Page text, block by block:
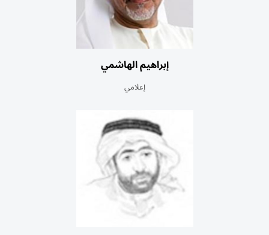
إبراهيم الهاشمي
إعلامي